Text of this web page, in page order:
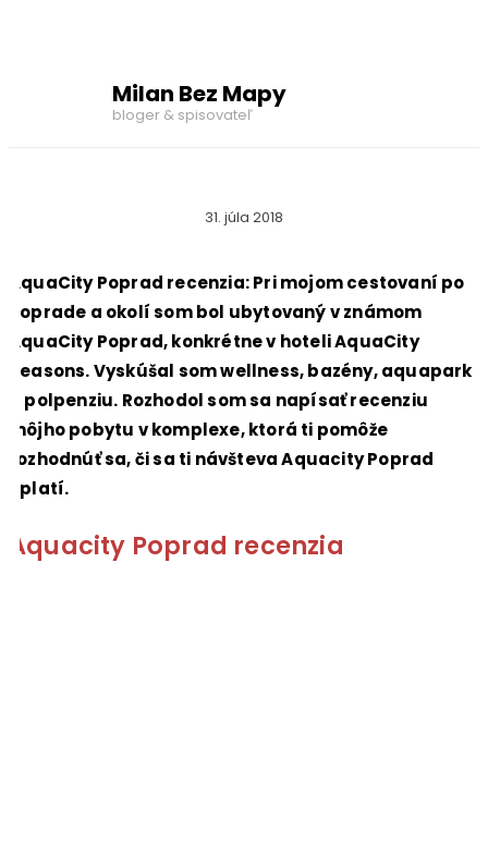
Milan Bez Mapy
bloger & spisovateľ
31. júla 2018
AquaCity Poprad recenzia: Pri mojom cestovaní po
Poprade a okolí som bol ubytovaný v známom
AquaCity Poprad, konkrétne v hoteli AquaCity
Seasons. Vyskúšal som wellness, bazény, aquapark
a polpenziu. Rozhodol som sa napísať recenziu
môjho pobytu v komplexe, ktorá ti pomôže
rozhodnúť sa, či sa ti návšteva Aquacity Poprad
oplatí.
Aquacity Poprad recenzia